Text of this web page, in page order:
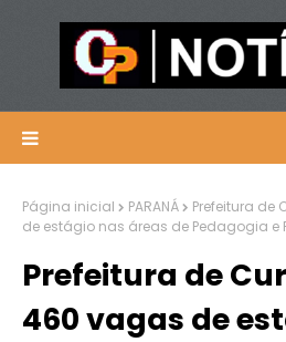
Página inicial PARANÁ
Prefeitura de
de estágio nas áreas de Pedagogia e
Prefeitura de
460 vagas de